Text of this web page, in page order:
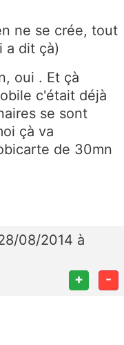
ne se crée, tout
a dit çà)
oui . Et çà
c'était déjà
se sont
çà va
de 30mn
08/2014 à
+ -